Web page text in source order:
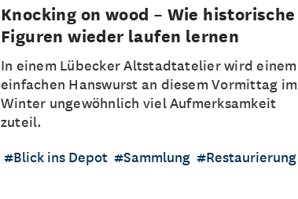
Knocking on wood – Wie historische
Figuren wieder laufen lernen
In einem Lübecker Altstadtatelier wird einem
einfachen Hanswurst an diesem Vormittag im
Winter ungewöhnlich viel Aufmerksamkeit
zuteil.
Blick ins Depot
Sammlung Restaurierung